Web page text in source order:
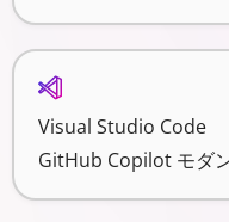
Visual Studio Code
GitHub Copilot モダ